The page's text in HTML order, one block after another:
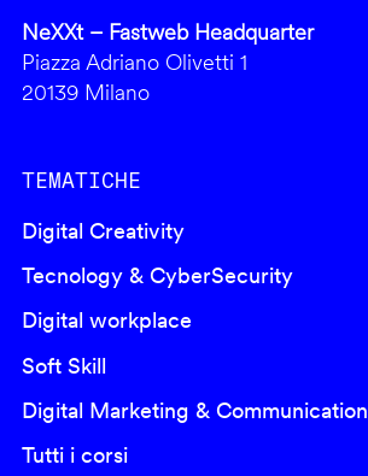
NeXXt – Fastweb Headquarter
Piazza Adriano Olivetti 1
20139 Milano
TEMATICHE
Digital Creativity
Tecnology & CyberSecurity
Digital workplace
Soft Skill
Digital Marketing & Communication
Tutti i corsi